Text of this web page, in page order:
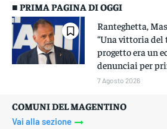
■ PRIMA PAGINA DI OGGI
Ranteghetta,
“Una vittoria
progetto era un
denunciai per
7 Agosto 2026
COMUNI DEL MAGENTINO
Vai alla sezione